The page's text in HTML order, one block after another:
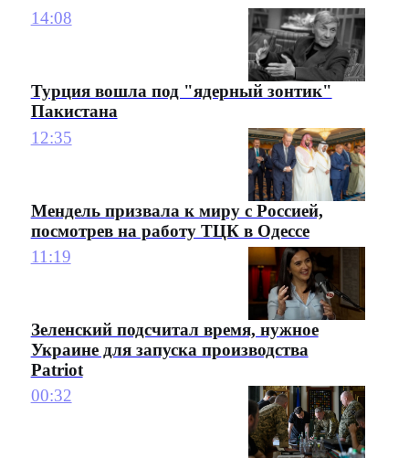
14:08
Турция вошла под "ядерный зонтик"
Пакистана
12:35
Мендель призвала к миру с Россией,
посмотрев на работу ТЦК в Одессе
11:19
Зеленский подсчитал время, нужное
Украине для запуска производства
Patriot
00:32